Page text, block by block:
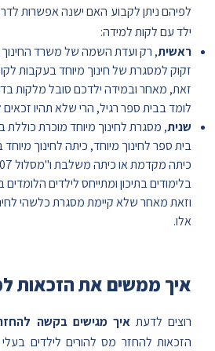
לפיהם ניתן לקבוע האם ישנה אפשרות
ילד עם לקות למידה:
ראשית, רק ועדת השמה של משרד החינוך
זקוק למסגרת של חינוך מיוחד בעקבות
זאת, מאחר ובמידה ילדכם סובל מלקות
לומד בבית ספר רגיל, הרי שלא תהיו
שנית, מסגרת לחינוך מיוחד מוכרת כוללת
בית ספר לחינוך מיוחד, כיתה לחינוך
בלימודים בתיכון ומתייחס לילדים
וזאת מאחר שלא קיימת מסגרת כלשהי
אלו.
איך ממשים את הזכאות
רוצים לדעתאיך מגישים בקשה
הזכאות להחזר מס להורים לילדים